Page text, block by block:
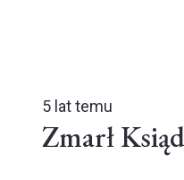
5 lat temu
Zmarł